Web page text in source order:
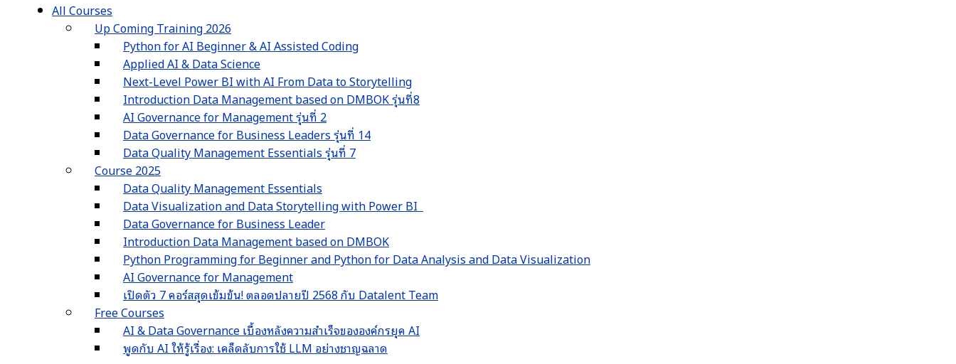
All Courses
Up Coming Training 2026
Python for AI Beginner & AI Assisted Coding
Applied AI & Data Science
Next-Level Power BI with AI From Data to Storytelling
Introduction Data Management based on DMBOK รุ่นที่8
AI Governance for Management รุ่นที่ 2
Data Governance for Business Leaders รุ่นที่ 14
Data Quality Management Essentials รุ่นที่ 7
Course 2025
Data Quality Management Essentials
Data Visualization and Data Storytelling with Power BI
Data Governance for Business Leader
Introduction Data Management based on DMBOK
Python Programming for Beginner and Python for Data Analysis and Data Visualization
AI Governance for Management
เปิดตัว 7 คอร์สสุดเข้มข้น! ตลอดปลายปี 2568 กับ Datalent Team
Free Courses
AI & Data Governance เบื้องหลังความสำเร็จขององค์กรยุค AI
พูดกับ AI ให้รู้เรื่อง: เคล็ดลับการใช้ LLM อย่างชาญฉลาด